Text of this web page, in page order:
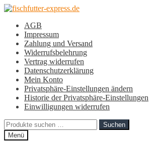
Zur
springen
Zum
springenAGB
Impressum
Zahlung und Versand
Widerrufsbelehrung
Vertrag widerrufen
Datenschutzerklärung
Mein Konto
Privatsphäre-Einstellungen ändern
Historie der Privatsphäre-Einstellungen
Einwilligungen widerrufen
Suchen
nach:
Suchen
Menü